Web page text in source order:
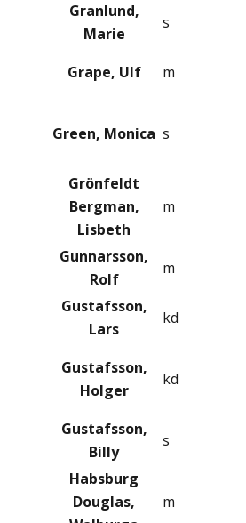
Granlund,
Marie
s
Grape, Ulf m
Green, Monica s
Grönfeldt
Bergman,
Lisbeth
m
Gunnarsson,
Rolf
m
Gustafsson,
Lars
kd
Gustafsson,
Holger
kd
Gustafsson,
Billy
s
Habsburg
Douglas,
m